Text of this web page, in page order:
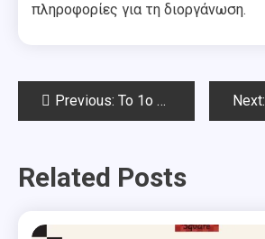
πληροφορίες για τη διοργάνωση.
PostPrevious: To 1o Blitz Απριλίου Chess Square 2024 Next:
Related Posts